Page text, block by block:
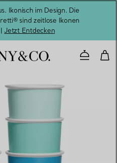
Ikonisch im Design. Die
sind zeitlose Ikonen
|Jetzt Entdecken